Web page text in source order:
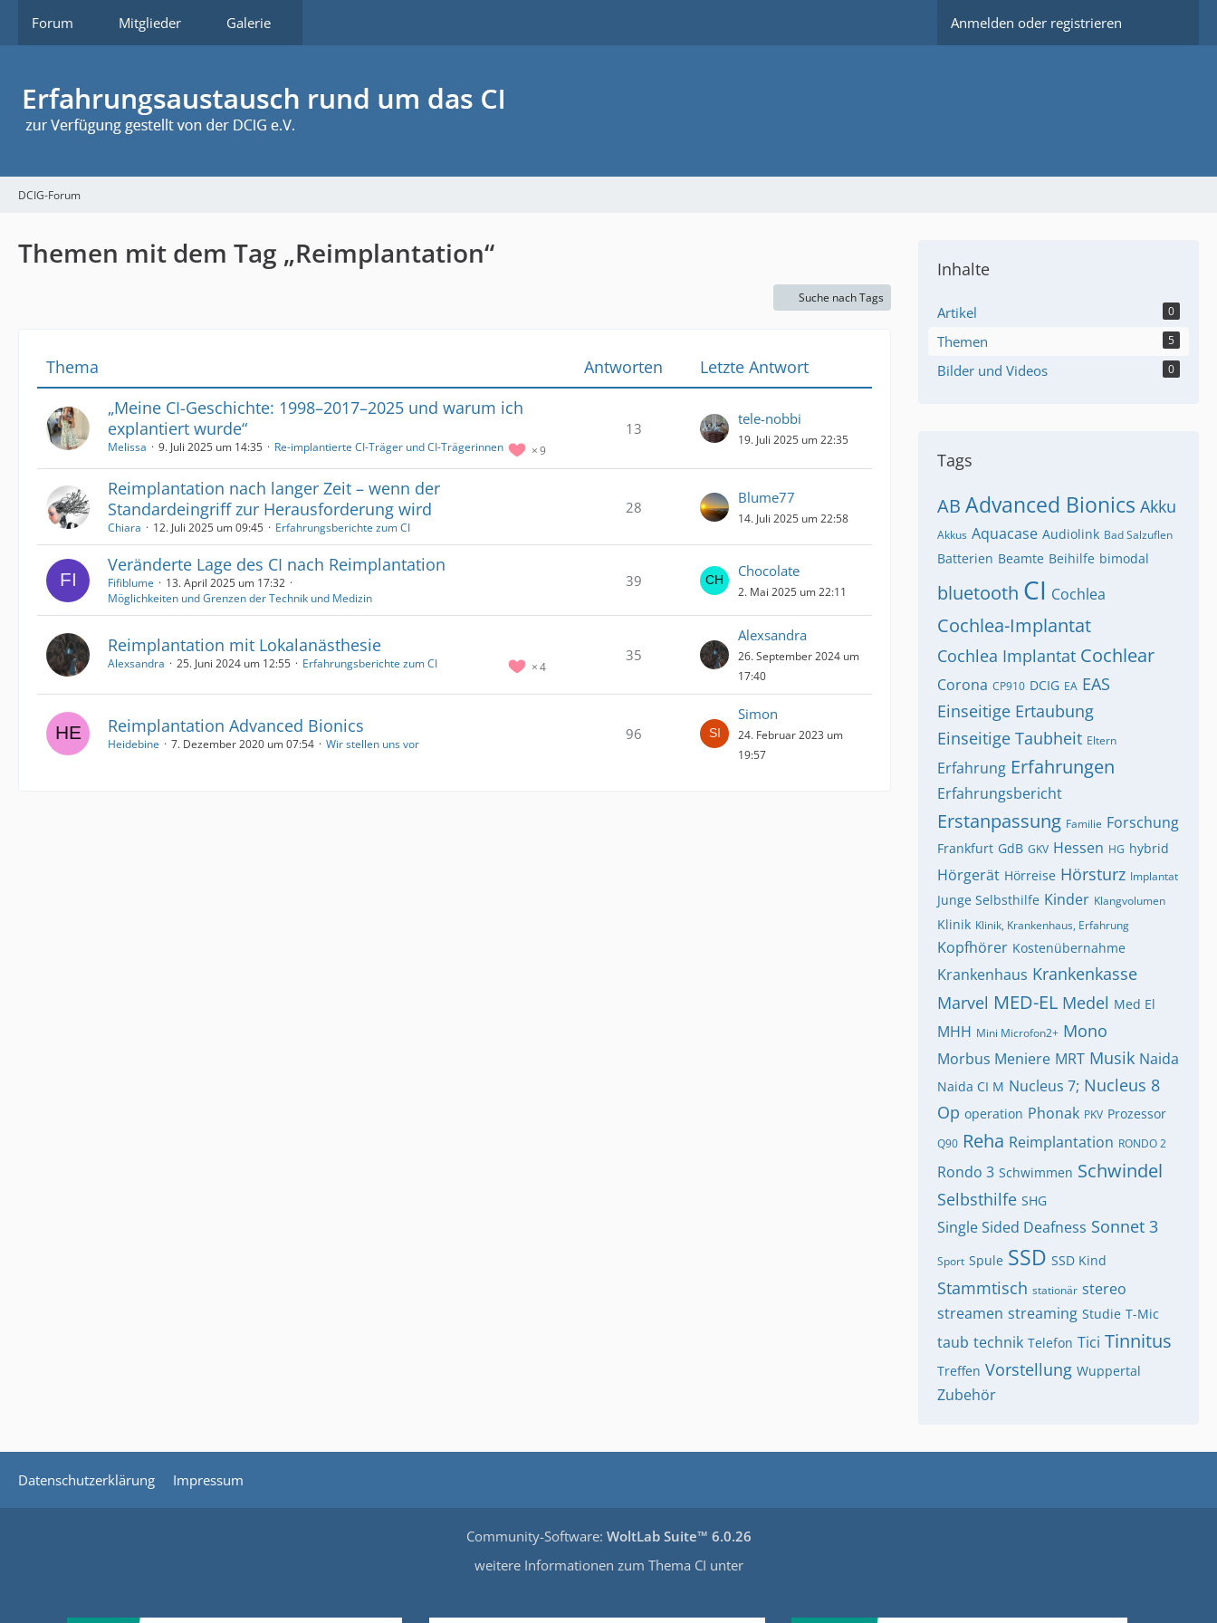
Forum Mitglieder Galerie Anmelden oder registrieren
DCIG-Forum
Themen mit dem Tag „Reimplantation“
Suche nach Tags
Thema Antworten
Letzte Antwort
„Meine CI-Geschichte: 1998–2017–2025 und warum ich
explantiert wurde“
9
Melissa 9. Juli 2025 um 14:35 Re-implantierte CI-Träger und CI-Trägerinnen
13
tele-nobbi
19. Juli 2025 um 22:35
Reimplantation nach langer Zeit – wenn der
Standardeingriff zur Herausforderung wird
Chiara 12. Juli 2025 um 09:45 Erfahrungsberichte zum CI
28
Blume77
14. Juli 2025 um 22:58
Veränderte Lage des CI nach Reimplantation
Fifiblume
13. April 2025 um 17:32
Möglichkeiten und Grenzen der Technik und Medizin
39
Chocolate
2. Mai 2025 um 22:11
Reimplantation mit Lokalanästhesie
4
Alexsandra 25. Juni 2024 um 12:55 Erfahrungsberichte zum CI 35
Alexsandra
26. September 2024 um
17:40
Reimplantation Advanced Bionics
Heidebine 7. Dezember 2020 um 07:54 Wir stellen uns vor
96
Simon
24. Februar 2023 um
19:57
Inhalte
Artikel 0
Themen 5
Bilder und Videos 0
Tags
AB Advanced Bionics Akku
Akkus Aquacase Audiolink Bad Salzuflen
Batterien Beamte Beihilfe bimodal
bluetooth CI Cochlea
Cochlea-Implantat
Cochlea Implantat Cochlear
Corona CP910 DCIG EA EAS
Einseitige Ertaubung
Einseitige Taubheit Eltern
Erfahrung Erfahrungen
Erfahrungsbericht
Erstanpassung Familie Forschung
Frankfurt GdB GKV Hessen HG hybrid
Hörgerät Hörreise Hörsturz Implantat
Junge Selbsthilfe Kinder Klangvolumen
Klinik Klinik, Krankenhaus, Erfahrung
Kopfhörer Kostenübernahme
Krankenhaus Krankenkasse
Marvel MED-EL Medel Med El
MHH Mini Microfon2+ Mono
Morbus Meniere MRT Musik Naida
Naida CI M Nucleus 7; Nucleus 8
Op operation Phonak PKV Prozessor
Q90 Reha Reimplantation RONDO 2
Rondo 3 Schwimmen Schwindel
Selbsthilfe SHG
Single Sided Deafness Sonnet 3
Sport Spule SSD SSD Kind
Stammtisch stationär stereo
streamen streaming Studie T-Mic
taub technik Telefon Tici Tinnitus
Treffen Vorstellung Wuppertal
Zubehör
Datenschutzerklärung Impressum
Community-Software: WoltLab Suite™ 6.0.26
weitere Informationen zum Thema CI unter